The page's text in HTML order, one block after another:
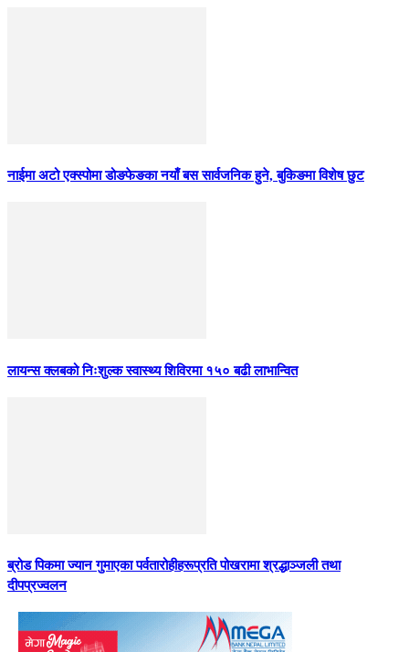
नाईमा अटो एक्स्पोमा डोङफेङका नयाँ बस सार्वजनिक हुने, बुकिङमा विशेष छुट
लायन्स क्लबको निःशुल्क स्वास्थ्य शिविरमा १५० बढी लाभान्वित
ब्रोड पिकमा ज्यान गुमाएका पर्वतारोहीहरूप्रति पोखरामा श्रद्धाञ्जली तथा
दीपप्रज्वलन